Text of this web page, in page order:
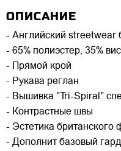
ОПИСАНИЕ
- Английский streetwear
- 65% полиэстер, 35%
- Прямой крой
- Рукава реглан
- Вышивка "Tri-Spiral"
- Контрастные швы
- Эстетика британского
- Дополнит базовый